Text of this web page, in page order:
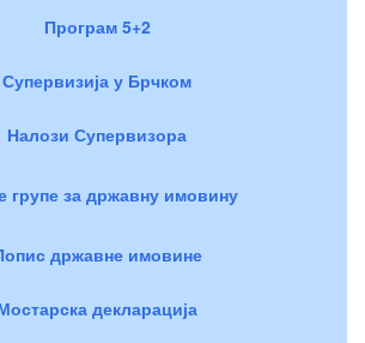
Програм 5+2
Супервизија у Брчком
Налози Супервизора
групе за државну имовину
државне имовине
декларација